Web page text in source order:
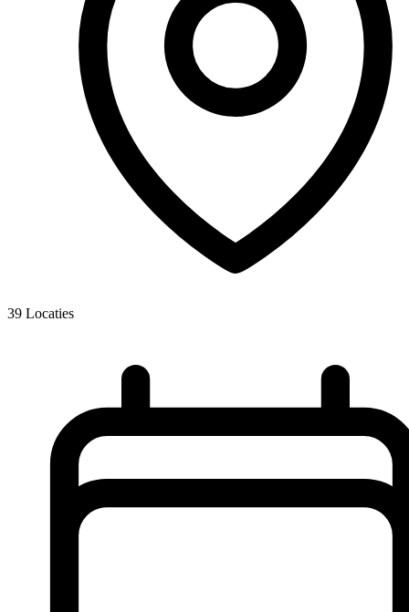
39 Locaties